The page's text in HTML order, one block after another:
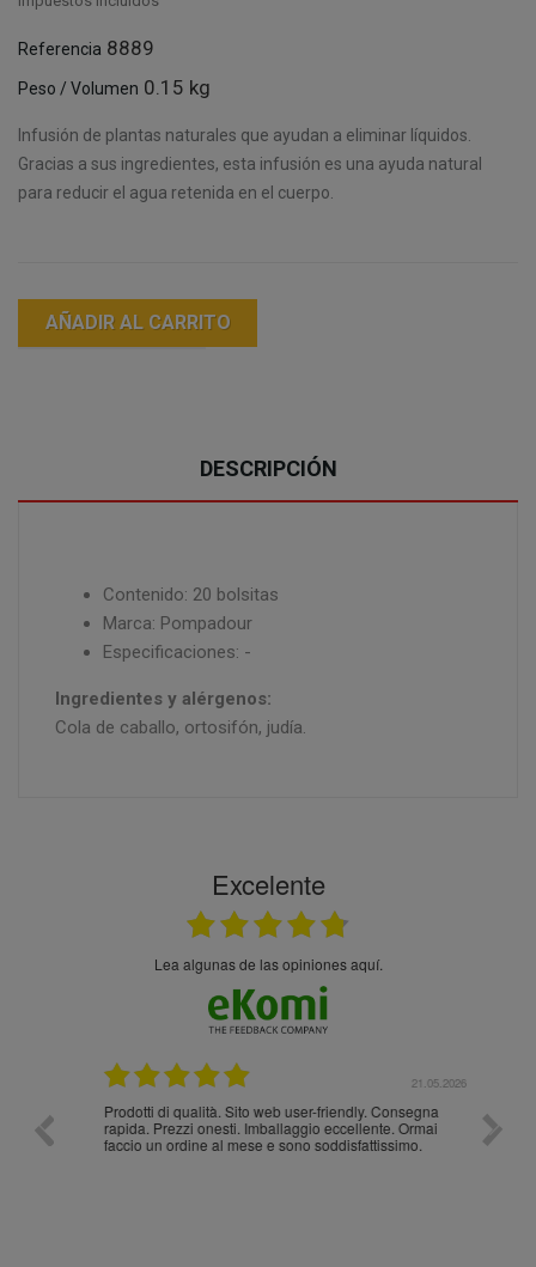
Referencia 8889
Peso / Volumen 0.15 kg
Infusión de plantas naturales que ayudan a eliminar líquidos.
Gracias a sus ingredientes, esta infusión es una ayuda natural
para reducir el agua retenida en el cuerpo.
AÑADIR AL CARRITO
DESCRIPCIÓN
Contenido: 20 bolsitas
Marca: Pompadour
Especificaciones: -
Ingredientes y alérgenos:
Cola de caballo, ortosifón, judía.
Excelente
Lea algunas de las opiniones aquí.
21.05.2026
Prodotti di qualità. Sito web user-friendly. Consegna
rapida. Prezzi onesti. Imballaggio eccellente. Ormai
faccio un ordine al mese e sono soddisfattissimo.
10/10